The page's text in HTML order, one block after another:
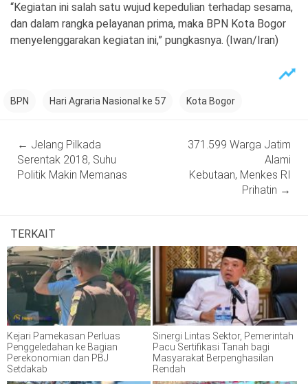
“Kegiatan ini salah satu wujud kepedulian terhadap sesama,
dan dalam rangka pelayanan prima, maka BPN Kota Bogor
menyelenggarakan kegiatan ini,” pungkasnya. (Iwan/Iran)
BPN Hari Agraria Nasional ke 57 Kota Bogor
navigation
← Jelang Pilkada
Serentak 2018, Suhu
Politik Makin Memanas
371.599 Warga Jatim
Alami
Kebutaan, Menkes RI
Prihatin →
TERKAIT
Kejari Pamekasan Perluas
Penggeledahan ke Bagian
Perekonomian dan PBJ
Setdakab
Sinergi Lintas Sektor, Pemerintah
Pacu Sertifikasi Tanah bagi
Masyarakat Berpenghasilan
Rendah